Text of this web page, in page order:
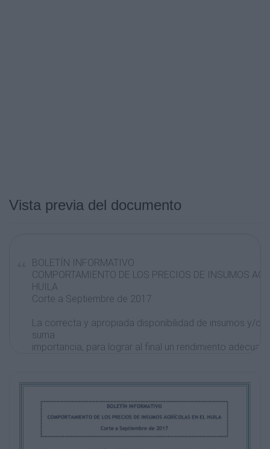
Vista previa del documento
BOLETÍN INFORMATIVO
COMPORTAMIENTO DE LOS PRECIOS DE INSUMOS
HUILA
Corte a Septiembre de 2017
La correcta y apropiada disponibilidad de insumos y/o
suma
importancia, para lograr al final un rendimiento
los suelos en los que se desarrolla la agricultura en
mínimos nutricionales, pertinentes para la producción
factores:
económica y ambiental.